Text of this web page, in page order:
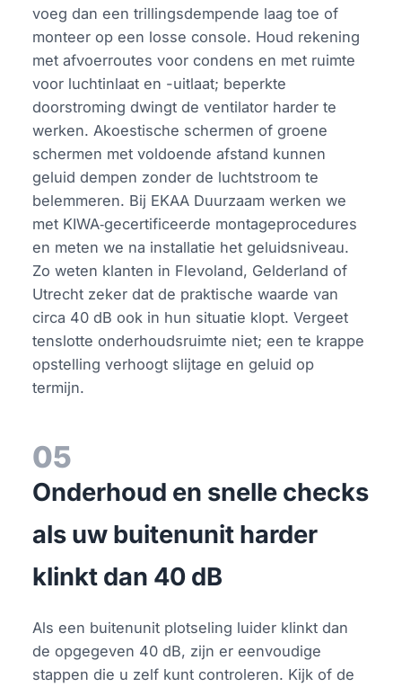
voeg dan een trillingsdempende laag toe of
monteer op een losse console. Houd rekening
met afvoerroutes voor condens en met ruimte
voor luchtinlaat en -uitlaat; beperkte
doorstroming dwingt de ventilator harder te
werken. Akoestische schermen of groene
schermen met voldoende afstand kunnen
geluid dempen zonder de luchtstroom te
belemmeren. Bij EKAA Duurzaam werken we
met KIWA‑gecertificeerde montageprocedures
en meten we na installatie het geluidsniveau.
Zo weten klanten in Flevoland, Gelderland of
Utrecht zeker dat de praktische waarde van
circa 40 dB ook in hun situatie klopt. Vergeet
tenslotte onderhoudsruimte niet; een te krappe
opstelling verhoogt slijtage en geluid op
termijn.
05
Onderhoud en snelle checks
als uw buitenunit harder
klinkt dan 40 dB
Als een buitenunit plotseling luider klinkt dan
de opgegeven 40 dB, zijn er eenvoudige
stappen die u zelf kunt controleren. Kijk of de